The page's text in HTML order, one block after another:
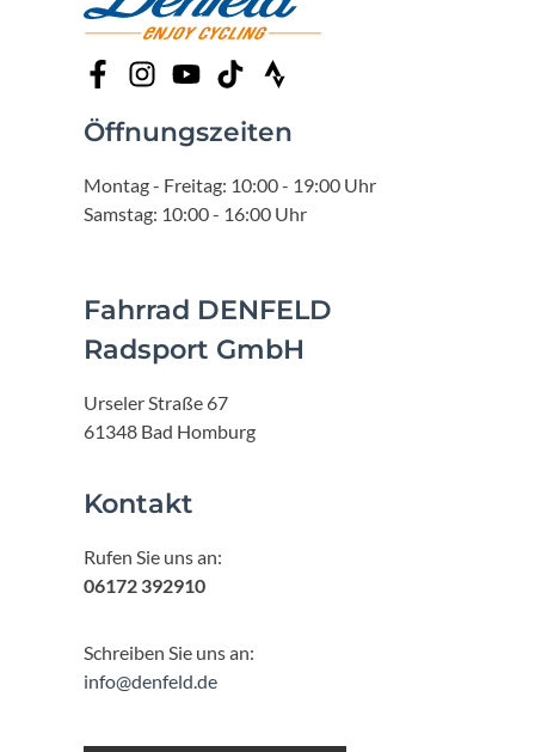
Öffnungszeiten
Montag - Freitag: 10:00 - 19:00 Uhr
Samstag: 10:00 - 16:00 Uhr
Fahrrad DENFELD
Radsport GmbH
Urseler Straße 67
61348 Bad Homburg
Kontakt
Rufen Sie uns an:
06172 392910
Schreiben Sie uns an:
info@denfeld.de